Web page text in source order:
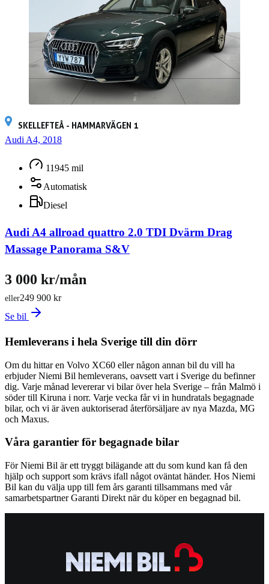
SKELLEFTEÅ - HAMMARVÄGEN 1
Audi A4, 2018
11945 mil
Automatisk
Diesel
Audi A4 allroad quattro 2.0 TDI Dvärm Drag
Massage Panorama S&V
249 900 kr
eller
3 000 kr/mån
Se bil
Hemleverans i hela Sverige till din dörr
Om du hittar en Volvo XC60 eller någon annan bil du vill ha
erbjuder Niemi Bil hemleverans, oavsett vart i Sverige du befinner
dig. Varje månad levererar vi bilar över hela Sverige – från Malmö i
söder till Kiruna i norr. Varje vecka får vi in hundratals begagnade
bilar, och vi är även auktoriserad återförsäljare av nya Mazda, MG
och Maxus.
Våra garantier för begagnade bilar
För Niemi Bil är ett tryggt bilägande att du som kund kan få den
hjälp och support som krävs ifall något oväntat händer. Hos Niemi
Bil kan du välja upp till fem års garanti tillsammans med vår
samarbetspartner Garanti Direkt när du köper en begagnad bil.